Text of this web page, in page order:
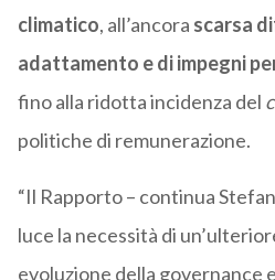
climatico, all’ancora scarsa
adattamento e di impegni
fino alla ridotta incidenza del
politiche di remunerazione.
“Il Rapporto – continua
luce la necessità di
evoluzione della governance